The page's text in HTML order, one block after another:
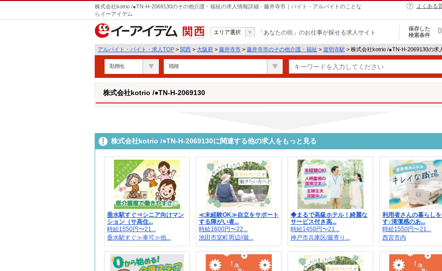
株式会社kotrio /●TN-H-2069130のその他介護・福祉の求人情報詳細 - 藤井寺市｜バイト・アルバイトのことな
らイーアイデム
よくある
関西
エリア選択 「あなたの街」のお仕事が探せる求人サイト
保存した
検索条件
0
アルバイト・バイト・求人TOP > 関西 > 大阪府 > 藤井寺市 > 藤井寺市のその他介護・福祉 > 道明寺駅 > 株式会社kotrio /●TN-H-2069130の求
勤務地 職種
株式会社kotrio /●TN-H-2069130
株式会社kotrio /●TN-H-2069130に関連する他の求人をもっと見る
垂水駅すぐ⇒シニア向けマン
ション（サ高住...
時給1550円〜21...
垂水駅すぐ≫車可≫他...
≪未経験OK≫自立をサポート
する障がい者...
時給1600円〜22...
池田市室町周辺//最...
◆まるで高級ホテル！綺麗な
サービス付き高...
時給1450円〜21...
神戸市兵庫区/最寄り...
利用者さんの暮らし
す♪清潔感のあ...
時給1550円〜21...
西宮市内